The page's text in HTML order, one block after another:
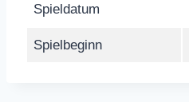
Spieldatum
Spielbeginn